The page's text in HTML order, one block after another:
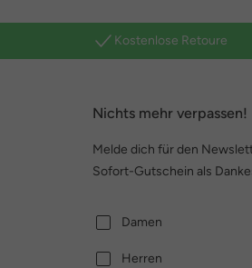
Kostenlose Retoure
Nichts mehr verpassen!
Melde dich für den
Sofort-Gutschein als
Damen
Herren